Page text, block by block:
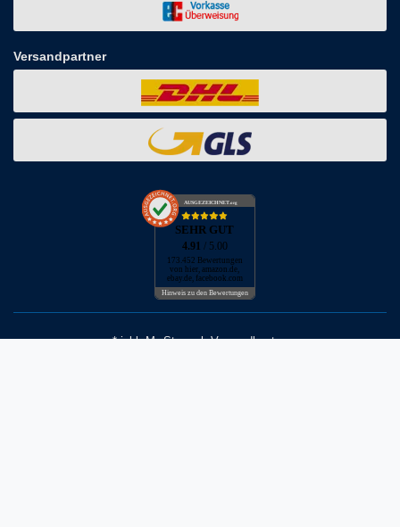
Versandpartner
AUSGEZEICHNET.org
SEHR GUT
4.91 / 5.00
173.452 Bewertungen
von hier, amazon.de,
ebay.de, facebook.com
Hinweis zu den Bewertungen
* inkl. MwSt. zzgl. Versandkosten